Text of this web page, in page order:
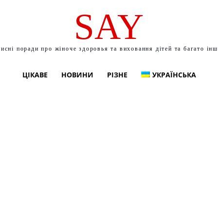
SAY
поради про жіноче здоровья та виховання дітей та багато
ЦІКАВЕ НОВИНИ РІЗНЕ УКРАЇНСЬКА